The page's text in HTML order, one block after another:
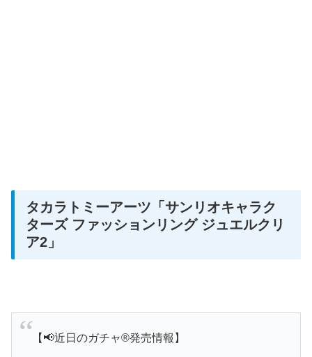
タカラトミーアーツ 「サンリオキャラク
ターズ ファッションリング ジュエルクリ
ア2」
【📢近日のガチャ®発売情報】